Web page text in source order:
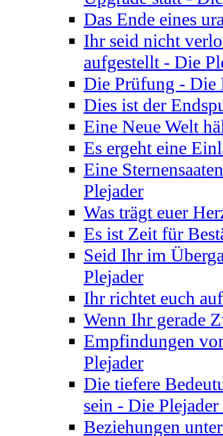
Das Ende eines
Ihr seid nicht
aufgestellt - Die
Die Prüfung - Die
Dies ist der
Eine Neue Welt
Es ergeht eine
Eine
Plejader
Was trägt euer
Es ist Zeit für
Seid Ihr im
Plejader
Ihr richtet euch
Wenn Ihr gerade
Empfindungen
Plejader
Die tiefere
sein - Die
Beziehungen